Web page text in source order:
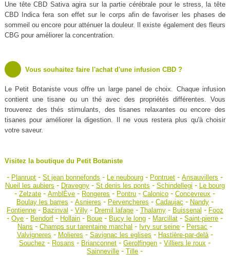
Une tête CBD Sativa agira sur la partie cérébrale pour le stress, la tête
CBD Indica fera son effet sur le corps afin de favoriser les phases de
sommeil ou encore pour atténuer la douleur. Il existe également des fleurs
CBG pour améliorer la concentration.
Vous souhaitez faire l'achat d'une infusion CBD ?
Le Petit Botaniste vous offre un large panel de choix. Chaque infusion
contient une tisane ou un thé avec des propriétés différentes. Vous
trouverez des thés stimulants, des tisanes relaxantes ou encore des
tisanes pour améliorer la digestion. Il ne vous restera plus qu'à choisir
votre saveur.
Visitez la boutique du Petit Botaniste
- Planrupt -St jean bonnefonds - Le neubourg - Pontruet -Ansauvillers -
Nueil les aubiers - Dravegny- St denis les ponts - Schindellegi - Le bourg
-Zelzate -AmblÈve - Rongeres - Pontru -Calonico -Concevreux -
Boulay les barres - Asnieres - Pervencheres - Cadaujac - Nandy-
Fontienne- Bazinval - Villy- Dremil lafage- Thalamy- Buissenal - Fooz
-Oye - Bendorf - Hollain - Boue - Bucy le long - Marcillat -Saint-pierre -
Nans -Champs sur tarentaine marchal - Ivry sur seine - Persac -
Valvigneres - Molieres - Savignac les eglises - Hastière-par-delà-
Souchez - Rosans - Brianconnet -Gerolfingen -Villiers le roux -
Sainneville -Tille -